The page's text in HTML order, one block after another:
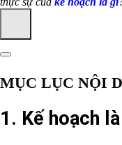
MỤC LỤC NỘI
1. Kế hoạch